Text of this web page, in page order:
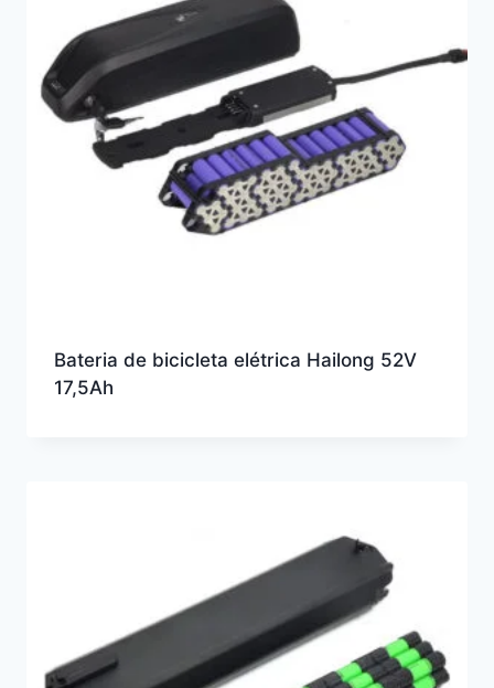
Bateria de bicicleta elétrica Hailong 52V
17,5Ah